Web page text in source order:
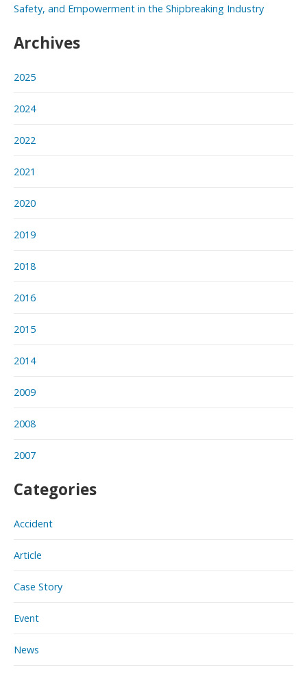
Safety, and Empowerment in the Shipbreaking Industry
Archives
2025
2024
2022
2021
2020
2019
2018
2016
2015
2014
2009
2008
2007
Categories
Accident
Article
Case Story
Event
News